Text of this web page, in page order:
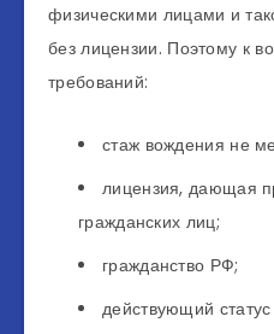
физическими лицами и
без лицензии. Поэтому к
требований:
стаж вождения не
лицензия, дающая
гражданских лиц;
гражданство РФ;
действующий